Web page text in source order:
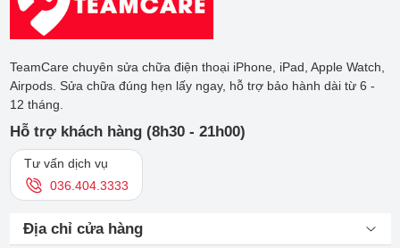
TeamCare chuyên sửa chữa điện thoại iPhone, iPad, Apple Watch,
Airpods. Sửa chữa đúng hẹn lấy ngay, hỗ trợ bảo hành dài từ 6 -
12 tháng.
Hỗ trợ khách hàng (8h30 - 21h00)
Tư vấn dịch vụ
036.404.3333
Địa chỉ cửa hàng